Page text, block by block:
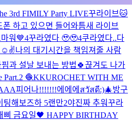
3rd FIMILY Party LIVE꾸라이브🐱
폰 하고 있으면 들어와틈새 라이브
워💙4꾸라였다 🥹🥹4쿠라였다..다
☺️ ✌️나의 대기시간을 책임져줄 사람
과 설날 보내는 방법🍀끊겨도 나가
Part.2 🧶KKUROCHET WITH ME
피어나!!!!!!!에에에 สวัสดี:)🎄방구
팅해보즈하 5랜만2야진짜 추워꾸라
삐 금요일🖤 HAPPY BIRTHDAY